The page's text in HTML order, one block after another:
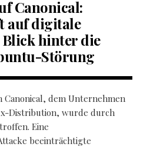
Canonical:
auf digitale
hinter die
Störung
dem Unternehmen
Distribution, wurde durch
Eine
beeinträchtigte